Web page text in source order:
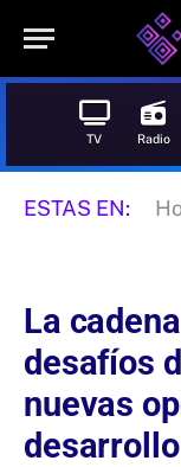
TV Radio
ESTAS EN:
La
desafíos
nuevas